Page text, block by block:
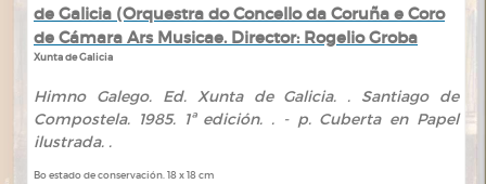
de Galicia (Orquestra do Concello da Coruña e Coro
de Cámara Ars Musicae. Director: Rogelio Groba
Xunta de Galicia
Himno Galego. Ed. Xunta de Galicia. . Santiago de
Compostela. 1985. 1ª edición. . - p. Cuberta en Papel
ilustrada. .
Bo estado de conservación. 18 x 18 cm